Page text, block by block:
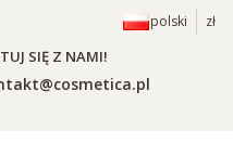
polski zł
SIĘ Z NAMI!